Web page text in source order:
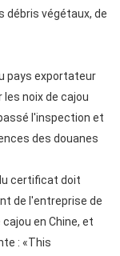
débris végétaux, de
pays exportateur
noix de cajou
l'inspection et
des douanes
certificat doit
de l'entreprise de
en Chine, et
: «This